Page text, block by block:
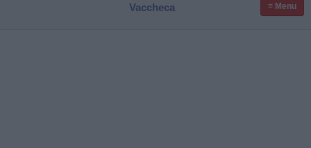
Vaccheca ≡ Menu